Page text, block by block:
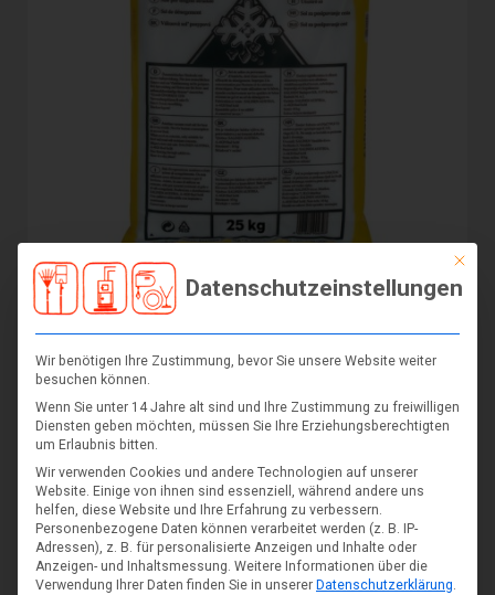
Auftausalz 25kg Defrost österreichisches Siedesalz
€14,99€9,60
In den Warenkorb
Mit
Datenschutzeinstellungen
Wir benötigen Ihre Zustimmung, bevor Sie unsere Website weiter
besuchen können.
Wenn Sie unter 14 Jahre alt sind und Ihre Zustimmung zu freiwilligen
Diensten geben möchten, müssen Sie Ihre Erziehungsberechtigten
um Erlaubnis bitten.
Wir verwenden Cookies und andere Technologien auf unserer
Website. Einige von ihnen sind essenziell, während andere uns
helfen, diese Website und Ihre Erfahrung zu verbessern.
Personenbezogene Daten können verarbeitet werden (z. B. IP-
Adressen), z. B. für personalisierte Anzeigen und Inhalte oder
Anzeigen- und Inhaltsmessung. Weitere Informationen über die
Verwendung Ihrer Daten finden Sie in unserer Datenschutzerklärung.